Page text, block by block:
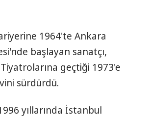
1964'te Ankara
başlayan sanatçı,
geçtiği 1973'e
sürdürdü.
yıllarında İstanbul